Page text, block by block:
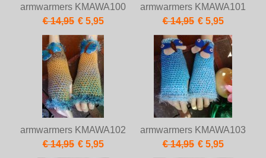
armwarmers KMAWA100
€ 14,95 € 5,95
armwarmers KMAWA101
€ 14,95 € 5,95
armwarmers KMAWA102
€ 14,95 € 5,95
armwarmers KMAWA103
€ 14,95 € 5,95